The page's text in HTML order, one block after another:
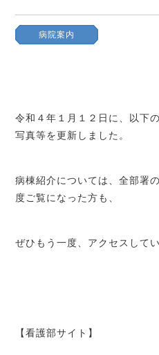
病院案内
令和４年１月１２日に、以下
写真等を更新しました。
病棟紹介については、全部署
度ご覧になった方も、
ぜひもう一度、アクセスして
【看護部サイト】